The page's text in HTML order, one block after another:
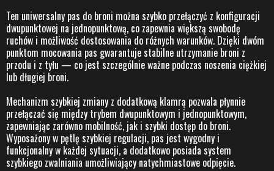
Ten uniwersalny pas do broni można szybko przełączyć z konfiguracji
dwupunktowej na jednopunktową, co zapewnia większą swobodę
ruchów i możliwość dostosowania do różnych warunków. Dzięki dwóm
punktom mocowania pas gwarantuje stabilne utrzymanie broni z
przodu i z tyłu — co jest szczególnie ważne podczas noszenia ciężkiej
lub długiej broni.
Mechanizm szybkiej zmiany z dodatkową klamrą pozwala płynnie
przełączać się między trybem dwupunktowym i jednopunktowym,
zapewniając zarówno mobilność, jak i szybki dostęp do broni.
Wyposażony w pętlę szybkiej regulacji, pas jest wygodny i
funkcjonalny w każdej sytuacji, a dodatkowo posiada system
szybkiego zwalniania umożliwiający natychmiastowe odpięcie.